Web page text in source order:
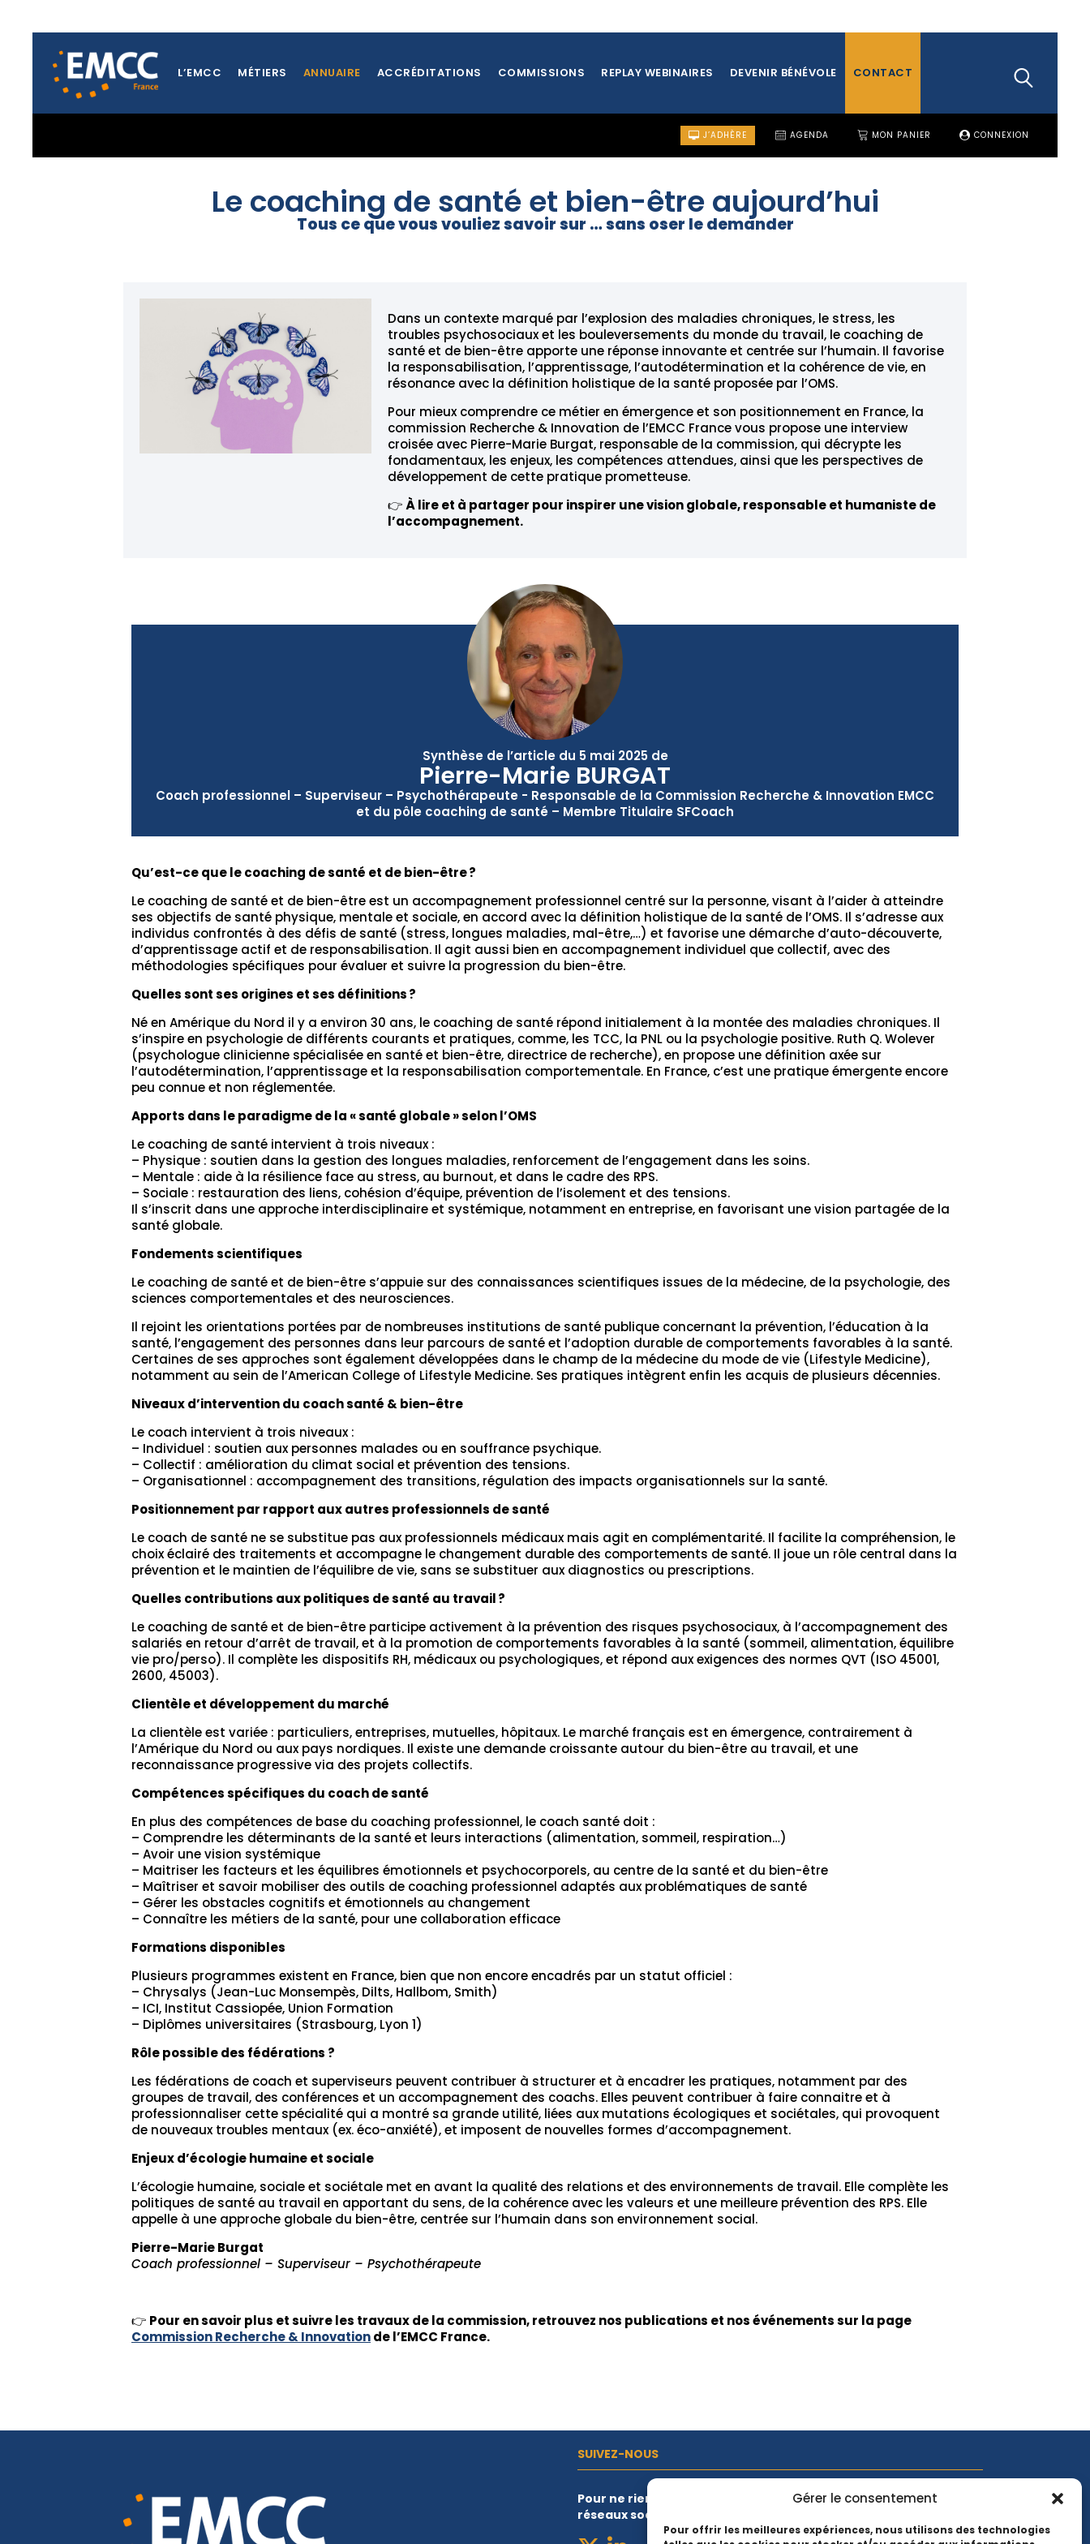
Gérer le consentement
Pour offrir les meilleures expériences, nous utilisons des technologies
L’EMCC MÉTIERS ANNUAIRE ACCRÉDITATIONS COMMISSIONS REPLAY WEBINAIRES DEVENIR BÉNÉVOLE CONTACT
J’ADHÈRE AGENDA MON PANIER CONNEXION
RETOUR À LA PAGE MENTORAT
Le coaching de santé et bien-être aujourd’hui
Tous ce que vous vouliez savoir sur … sans oser le demander
Dans un contexte marqué par l’explosion des maladies chroniques, le stress, les
troubles psychosociaux et les bouleversements du monde du travail, le coaching de
santé et de bien-être apporte une réponse innovante et centrée sur l’humain. Il favorise
la responsabilisation, l’apprentissage, l’autodétermination et la cohérence de vie, en
résonance avec la définition holistique de la santé proposée par l’OMS.
Pour mieux comprendre ce métier en émergence et son positionnement en France, la
commission Recherche & Innovation de l’EMCC France vous propose une interview
croisée avec Pierre-Marie Burgat, responsable de la commission, qui décrypte les
fondamentaux, les enjeux, les compétences attendues, ainsi que les perspectives de
développement de cette pratique prometteuse.
👉À lire et à partager pour inspirer une vision globale, responsable et humaniste de
l’accompagnement.
Synthèse de l’article du 5 mai 2025 de
Pierre-Marie BURGAT
Coach professionnel – Superviseur – Psychothérapeute - Responsable de la Commission Recherche & Innovation EMCC
et du pôle coaching de santé – Membre Titulaire SFCoach
Qu’est-ce que le coaching de santé et de bien-être?
Le coaching de santé et de bien-être est un accompagnement professionnel centré sur la personne, visant à l’aider à atteindre
ses objectifs de santé physique, mentale et sociale, en accord avec la définition holistique de la santé de l’OMS. Il s’adresse aux
individus confrontés à des défis de santé (stress, longues maladies, mal-être,…) et favorise une démarche d’auto-découverte,
d’apprentissage actif et de responsabilisation. Il agit aussi bien en accompagnement individuel que collectif, avec des
méthodologies spécifiques pour évaluer et suivre la progression du bien-être.
Quelles sont ses origines et ses définitions?
Né en Amérique du Nord il y a environ 30 ans, le coaching de santé répond initialement à la montée des maladies chroniques. Il
s’inspire en psychologie de différents courants et pratiques, comme, les TCC, la PNL ou la psychologie positive. Ruth Q. Wolever
(psychologue clinicienne spécialisée en santé et bien-être, directrice de recherche), en propose une définition axée sur
l’autodétermination, l’apprentissage et la responsabilisation comportementale. En France, c’est une pratique émergente encore
peu connue et non réglementée.
Apports dans le paradigme de la « santé globale » selon l’OMS
Le coaching de santé intervient à trois niveaux :
– Physique : soutien dans la gestion des longues maladies, renforcement de l’engagement dans les soins.
– Mentale : aide à la résilience face au stress, au burnout, et dans le cadre des RPS.
– Sociale : restauration des liens, cohésion d’équipe, prévention de l’isolement et des tensions.
Il s’inscrit dans une approche interdisciplinaire et systémique, notamment en entreprise, en favorisant une vision partagée de la
santé globale.
Fondements scientifiques
Le coaching de santé et de bien-être s’appuie sur des connaissances scientifiques issues de la médecine, de la psychologie, des
sciences comportementales et des neurosciences.
Il rejoint les orientations portées par de nombreuses institutions de santé publique concernant la prévention, l’éducation à la
santé, l’engagement des personnes dans leur parcours de santé et l’adoption durable de comportements favorables à la santé.
Certaines de ses approches sont également développées dans le champ de la médecine du mode de vie (Lifestyle Medicine),
notamment au sein de l’American College of Lifestyle Medicine. Ses pratiques intègrent enfin les acquis de plusieurs décennies.
Niveaux d’intervention du coach santé & bien-être
Le coach intervient à trois niveaux :
– Individuel : soutien aux personnes malades ou en souffrance psychique.
– Collectif : amélioration du climat social et prévention des tensions.
– Organisationnel : accompagnement des transitions, régulation des impacts organisationnels sur la santé.
Positionnement par rapport aux autres professionnels de santé
Le coach de santé ne se substitue pas aux professionnels médicaux mais agit en complémentarité. Il facilite la compréhension, le
choix éclairé des traitements et accompagne le changement durable des comportements de santé. Il joue un rôle central dans la
prévention et le maintien de l’équilibre de vie, sans se substituer aux diagnostics ou prescriptions.
Quelles contributions aux politiques de santé au travail?
Le coaching de santé et de bien-être participe activement à la prévention des risques psychosociaux, à l’accompagnement des
salariés en retour d’arrêt de travail, et à la promotion de comportements favorables à la santé (sommeil, alimentation, équilibre
vie pro/perso). Il complète les dispositifs RH, médicaux ou psychologiques, et répond aux exigences des normes QVT (ISO 45001,
2600, 45003).
Clientèle et développement du marché
La clientèle est variée : particuliers, entreprises, mutuelles, hôpitaux. Le marché français est en émergence, contrairement à
l’Amérique du Nord ou aux pays nordiques. Il existe une demande croissante autour du bien-être au travail, et une
reconnaissance progressive via des projets collectifs.
Compétences spécifiques du coach de santé
En plus des compétences de base du coaching professionnel, le coach santé doit :
– Comprendre les déterminants de la santé et leurs interactions (alimentation, sommeil, respiration…)
– Avoir une vision systémique
– Maitriser les facteurs et les équilibres émotionnels et psychocorporels, au centre de la santé et du bien-être
– Maîtriser et savoir mobiliser des outils de coaching professionnel adaptés aux problématiques de santé
– Gérer les obstacles cognitifs et émotionnels au changement
– Connaître les métiers de la santé, pour une collaboration efficace
Formations disponibles
Plusieurs programmes existent en France, bien que non encore encadrés par un statut officiel :
– Chrysalys (Jean-Luc Monsempès, Dilts, Hallbom, Smith)
– ICI, Institut Cassiopée, Union Formation
– Diplômes universitaires (Strasbourg, Lyon 1)
Rôle possible des fédérations ?
Les fédérations de coach et superviseurs peuvent contribuer à structurer et à encadrer les pratiques, notamment par des
groupes de travail, des conférences et un accompagnement des coachs. Elles peuvent contribuer à faire connaitre et à
professionnaliser cette spécialité qui a montré sa grande utilité, liées aux mutations écologiques et sociétales, qui provoquent
de nouveaux troubles mentaux (ex. éco-anxiété), et imposent de nouvelles formes d’accompagnement.
Enjeux d’écologie humaine et sociale
L’écologie humaine, sociale et sociétale met en avant la qualité des relations et des environnements de travail. Elle complète les
politiques de santé au travail en apportant du sens, de la cohérence avec les valeurs et une meilleure prévention des RPS. Elle
appelle à une approche globale du bien-être, centrée sur l’humain dans son environnement social.
Pierre-Marie Burgat
Coach professionnel – Superviseur – Psychothérapeute
👉 Pour en savoir plus et suivre les travaux de la commission, retrouvez nos publications et nos événements sur la page
Commission Recherche & Innovationde l’EMCC France.
SUIVEZ-NOUS
Pour ne rien manquer de l'actualité EMCC, suivez-nous sur les
réseaux sociaux